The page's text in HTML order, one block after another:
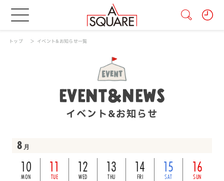
トップ イベント&お知らせ一覧
EVENT&NEWS
イベント&お知らせ
8 月
10
MON
11
TUE
12
WED
13
THU
14
FRI
15
SAT
16
SUN